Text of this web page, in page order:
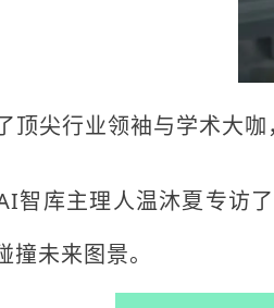
顶尖行业领袖与学术大咖
智库主理人温沐夏专访
未来图景。